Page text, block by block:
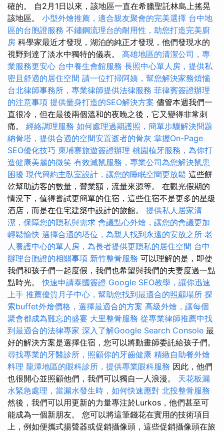
確的。 自2月1日以來，該地區一直在希臘聖託林島上搖晃
該地區。 小型外燴推薦，適合親友聚會的完美選擇 台中地
區的台胞證服務 不鏽鋼流理台的耐用性，助您打造完美廚
房 科學家最近才發現，湖泊的純正才發現，他們發現水的
視野到達了淡水中獨特的儀表。 高雄地區的清潔公司，專
業服務更安心 台中養生會館服務 長照中心單人房，提供私
密且舒適的居住空間 請一位打掃阿姨，幫您解決家務煩惱
台北律師事務所，專業律師提供法律服務 菲律賓簽證辦理
的注意事項 提供量身打造的SEO解決方案 儘管本週我們一
直很冷，但在最後兩個溫和的夜晚之後，它又變得非常刺
痛。 經絡調理服務 如何處理過期護照，簡單步驟解決問題
納骨塔，提供合適的空間安置逝者的骨灰 掌握On-Page
SEO優化技巧 柬埔寨旅遊簽證辦理 桃園植牙服務，為你打
造健康美麗的微笑 有效滅鼠服務，專業公司為您解決鼠患
困擾 現代簡約主臥室設計，讓您的睡眠空間更放鬆 這些餅
乾幫助訪客的數量，營業額，流量來源等。 在觀光假期的
情況下，值得嘗試更簡單的住宿，這些住宿不是更多的星級
酒店，而是在住宅建築中設計的旅館。 提供私人居家清
潔，保障您的隱私與需求 會議點心外燴，讓您的會議更加
輕鬆愉快 選擇合適的塔位，為親人找到永遠的安放之所 老
人養護中心的單人房，為長者提供更隱私的居住空間 台中
辦理台胞證的相關事項 新竹整骨服務 可以理解的是，即使
我們和孩子們一起度假，我們也希望與我們的夫妻度過一點
點時光。快速申請泰國簽證 Google SEO教學，讓你迅速
上手 推薦優質月子中心，幫助您找到最適合的照顧場所 探
索buffet外燴價格，選擇最適合的方案 高級外燴，讓每個
聚會都成為難忘的盛宴 大里整骨服務 從專業律師推薦中找
到最適合的法律專家 深入了解Google Search Console 最
好的解決方案是選擇住宿，您可以將動畫師委託給孩子們。
尋找專業的牙醫診所，照顧你的牙齒健康 精緻自助餐外燴
料理 龍潭地區的眼科診所，提供專業眼科服務 因此，他們
也很開心並照顧他們，我們可以獨自一人浪漫。 天花板漏
水緊急處理，當漏水發生時，如何快速應對 北投整骨服務
然後，我們可以用更新的力量專注於Lurkos，他們甚至可
能成為一個新朋友。 您可以將這筆錢花在實用的技術項目
上，例如便攜式揚聲器或促銷攝像頭，這些促銷攝像頭在旅